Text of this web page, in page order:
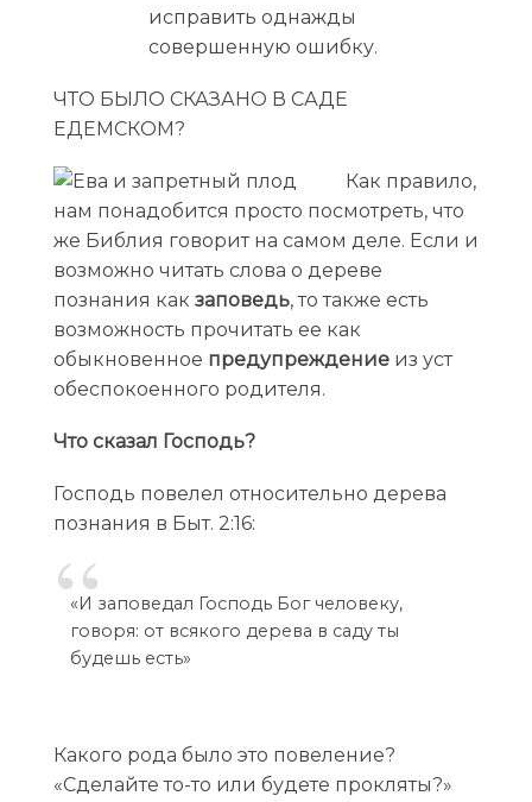
исправить однажды
совершенную ошибку.
ЧТО БЫЛО СКАЗАНО В САДЕ
ЕДЕМСКОМ?
Как правило,
нам понадобится просто посмотреть, что
же Библия говорит на самом деле. Если и
возможно читать слова о дереве
познания как заповедь, то также есть
возможность прочитать ее как
обыкновенное предупреждениеиз уст
обеспокоенного родителя.
Что сказал Господь?
Господь повелел относительно дерева
познания в Быт. 2:16:
«И заповедал Господь Бог человеку,
говоря: от всякого дерева в саду ты
будешь есть»
Какого рода было это повеление?
«Сделайте то-то или будете прокляты?»